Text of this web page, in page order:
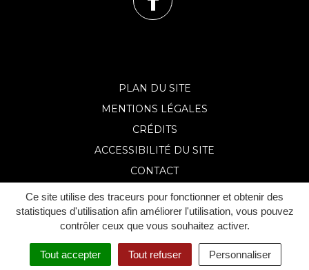
Ce site utilise des traceurs pour fonctionner et obtenir des
statistiques d'utilisation afin améliorer l'utilisation, vous pouvez
contrôler ceux que vous souhaitez activer.
Tout accepter Tout refuser Personnaliser
Lien
le
compte
Facebook
PLAN DU SITE
MENTIONS LÉGALES
CRÉDITS
ACCESSIBILITÉ DU SITE
CONTACT